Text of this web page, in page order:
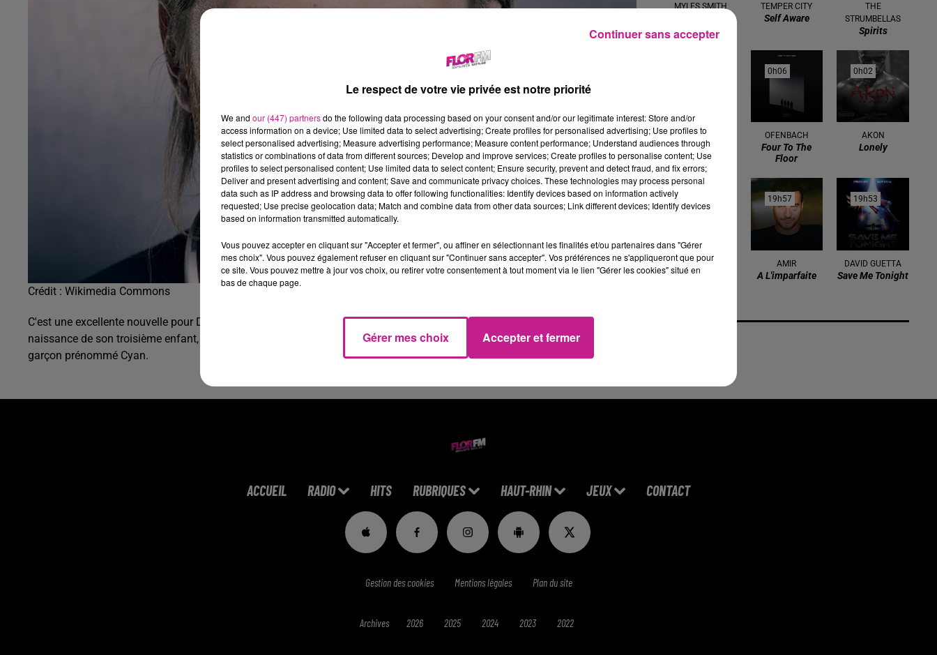
Crédit : Wikimedia Commons
C'est une excellente nouvelle pour David Guetta. Le célèbre DJ français âgé de 56 ans vient tout juste d'annoncer la
naissance de son troisième enfant, qui est également son premier avec sa compagne Jessica Ledon. Il s'agit d'un petit
garçon prénommé Cyan.
MYLES SMITH TEMPER CITY
Self Aware
THE
STRUMBELLAS
Spirits
ZAHO
Mauvais
Caractere
0h06
0h06
OFENBACH
Four To The
Floor
0h02
0h02
AKON
Lonely
HUGEL
Jamaican (bam
19h57
19h57
AMIR
A L'imparfaite
19h53
19h53
DAVID GUETTA
Save Me Tonight
ACCUEIL RADIO HITS RUBRIQUES HAUT-RHIN JEUX CONTACT
Gestion des cookies Mentions légales Plan du site
Archives 2026 2025 2024 2023 2022
Le respect de votre vie privée est notre priorité
We and our (447) partnersdo the following data processing based on your consent and/or our legitimate interest: Store and/or
access information on a device; Use limited data to select advertising; Create profiles for personalised advertising; Use profiles to
select personalised advertising; Measure advertising performance; Measure content performance; Understand audiences through
statistics or combinations of data from different sources; Develop and improve services; Create profiles to personalise content; Use
profiles to select personalised content; Use limited data to select content; Ensure security, prevent and detect fraud, and fix errors;
Deliver and present advertising and content; Save and communicate privacy choices. These technologies may process personal
data such as IP address and browsing data to offer following functionalities: Identify devices based on information actively
requested; Use precise geolocation data; Match and combine data from other data sources; Link different devices; Identify devices
based on information transmitted automatically.
Vous pouvez accepter en cliquant sur "Accepter et fermer", ou affiner en sélectionnant les finalités et/ou partenaires dans "Gérer
mes choix". Vous pouvez également refuser en cliquant sur "Continuer sans accepter". Vos préférences ne s'appliqueront que pour
ce site. Vous pouvez mettre à jour vos choix, ou retirer votre consentement à tout moment via le lien "Gérer les cookies" situé en
bas de chaque page.
Gérer mes choix Accepter et fermer
Continuer sans accepter